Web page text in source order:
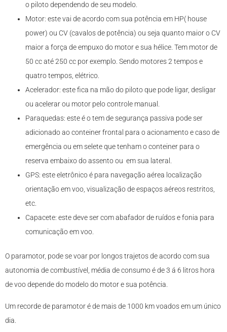
o piloto dependendo de seu modelo.
Motor: este vai de acordo com sua potência em HP( house
power) ou CV (cavalos de potência) ou seja quanto maior o CV
maior a força de empuxo do motor e sua hélice. Tem motor de
50 cc até 250 cc por exemplo. Sendo motores 2 tempos e
quatro tempos, elétrico.
Acelerador: este fica na mão do piloto que pode ligar, desligar
ou acelerar ou motor pelo controle manual.
Paraquedas: este é o tem de segurança passiva pode ser
adicionado ao conteiner frontal para o acionamento e caso de
emergência ou em selete que tenham o conteiner para o
reserva embaixo do assento ou em sua lateral.
GPS: este eletrônico é para navegação aérea localização
orientação em voo, visualização de espaços aéreos restritos,
etc.
Capacete: este deve ser com abafador de ruídos e fonia para
comunicação em voo.
O paramotor, pode se voar por longos trajetos de acordo com sua
autonomia de combustível, média de consumo é de 3 á 6 litros hora
de voo depende do modelo do motor e sua potência.
Um recorde de paramotor é de mais de 1000 km voados em um único
dia.